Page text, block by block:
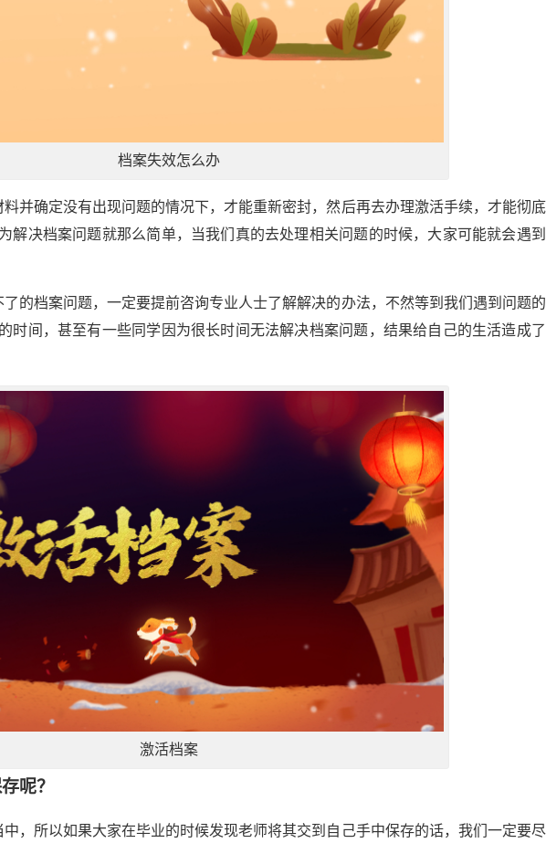
档案失效怎么办
并确定没有出现问题的情况下，才能重新密封，然后再去办理激活手续，才能彻
解决档案问题就那么简单，当我们真的去处理相关问题的时候，大家可能就会遇
的档案问题，一定要提前咨询专业人士了解解决的办法，不然等到我们遇到问题
时间，甚至有一些同学因为很长时间无法解决档案问题，结果给自己的生活造成
激活档案
呢？
，所以如果大家在毕业的时候发现老师将其交到自己手中保存的话，我们一定要